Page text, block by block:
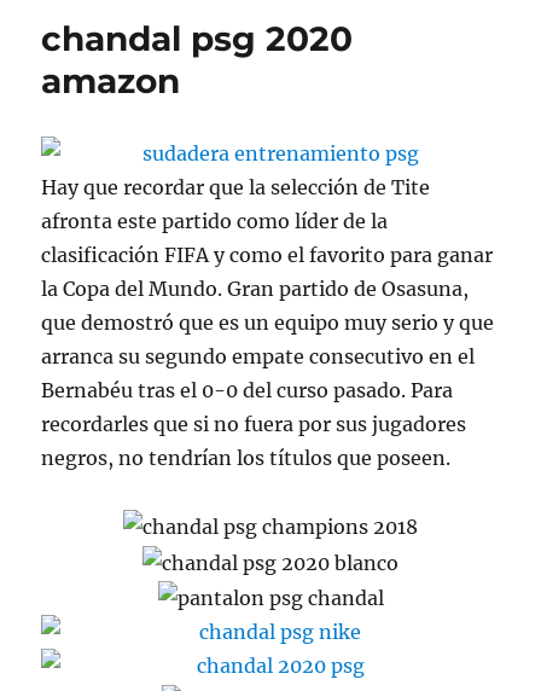
chandal psg 2020
amazon
Hay que recordar que la selección de Tite
afronta este partido como líder de la
clasificación FIFA y como el favorito para ganar
la Copa del Mundo. Gran partido de Osasuna,
que demostró que es un equipo muy serio y que
arranca su segundo empate consecutivo en el
Bernabéu tras el 0-0 del curso pasado. Para
recordarles que si no fuera por sus jugadores
negros, no tendrían los títulos que poseen.